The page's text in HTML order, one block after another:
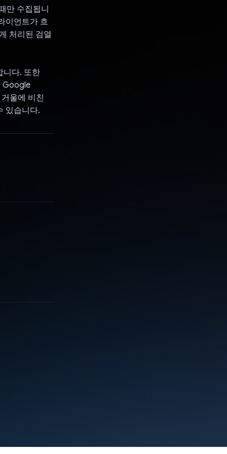
만 수집됩니
이언트가 흐
처리된 검열
니다. 또한
Google
울에 비친
있습니다.